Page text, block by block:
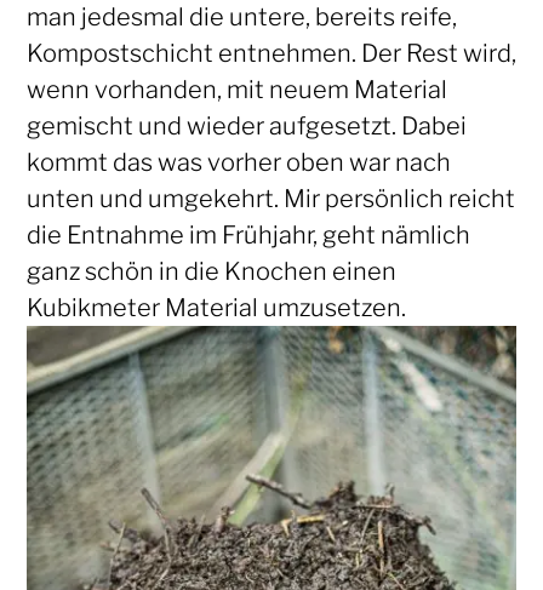
man jedesmal die untere, bereits reife,
Kompostschicht entnehmen. Der Rest wird,
wenn vorhanden, mit neuem Material
gemischt und wieder aufgesetzt. Dabei
kommt das was vorher oben war nach
unten und umgekehrt. Mir persönlich reicht
die Entnahme im Frühjahr, geht nämlich
ganz schön in die Knochen einen
Kubikmeter Material umzusetzen.